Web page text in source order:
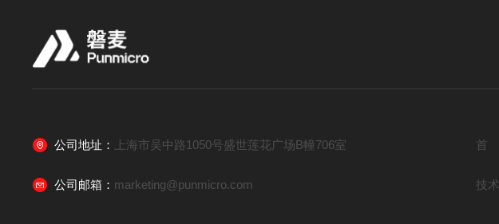
公司地址： 上海市吴中路1050号盛世莲花广场B幢706室
公司邮箱： marketing@punmicro.com
首
技